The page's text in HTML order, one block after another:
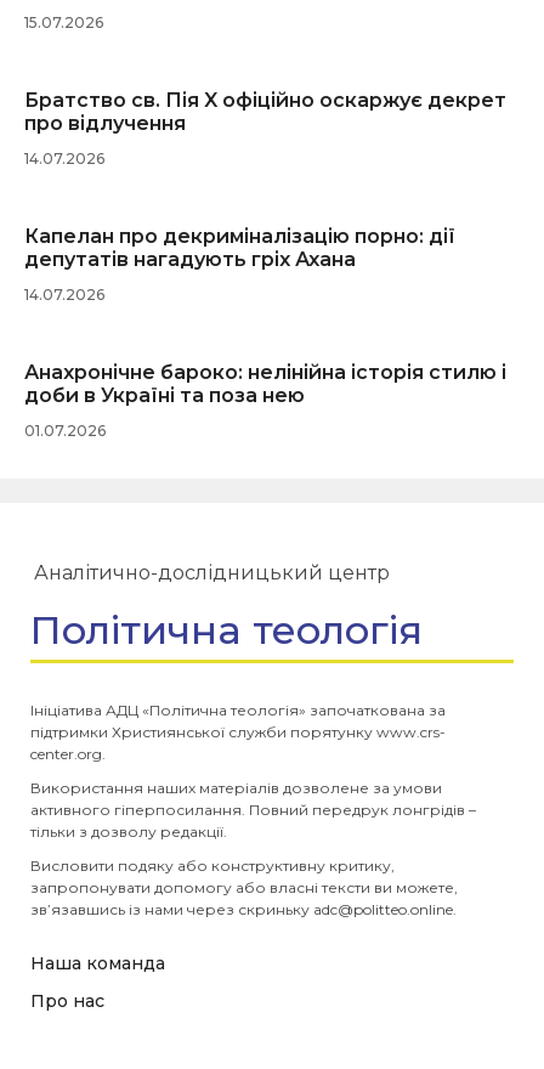
15.07.2026
Братство св. Пія X офіційно оскаржує декрет
про відлучення
14.07.2026
Капелан про декриміналізацію порно: дії
депутатів нагадують гріх Ахана
14.07.2026
Анахронічне бароко: нелінійна історія стилю і
доби в Україні та поза нею
01.07.2026
Аналітично-дослідницький центр
Політична теологія
Ініціатива АДЦ «Політична теологія» започаткована за
підтримки Християнської служби порятунку www.crs-
center.org.
Використання наших матеріалів дозволене за умови
активного гіперпосилання. Повний передрук лонгрідів –
тільки з дозволу редакції.
Висловити подяку або конструктивну критику,
запропонувати допомогу або власні тексти ви можете,
зв’язавшись із нами через скриньку adc@politteo.online
Наша команда
Про нас